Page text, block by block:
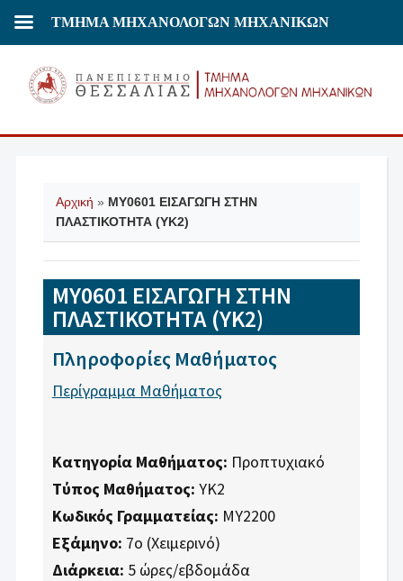
Αρχική » ΜΥ0601 ΕΙΣΑΓΩΓΗ ΣΤΗΝ
ΠΛΑΣΤΙΚΟΤΗΤΑ (ΥΚ2)
ΜΥ0601 ΕΙΣΑΓΩΓΗ ΣΤΗΝ
ΠΛΑΣΤΙΚΟΤΗΤΑ (ΥΚ2)
Πληροφορίες Μαθήματος
Περίγραμμα Μαθήματος
Κατηγορία Μαθήματος: Προπτυχιακό
Τύπος Μαθήματος: ΥΚ2
Κωδικός Γραμματείας: ΜΥ2200
Εξάμηνο: 7ο (Χειμερινό)
Διάρκεια: 5 ώρες/εβδομάδα
ΤΜΗΜΑ ΜΗΧΑΝΟΛΟΓΩΝ ΜΗΧΑΝΙΚΩΝ